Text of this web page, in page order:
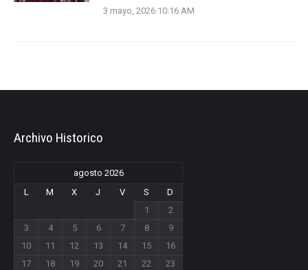
3 mayo, 2026 10:16 AM
Archivo Historico
agosto 2026
L
M X J V S
D
1
2
3
4 5 6 7 8
9
10
11 12 13 14 15
16
17
18 19 20 21 22
23